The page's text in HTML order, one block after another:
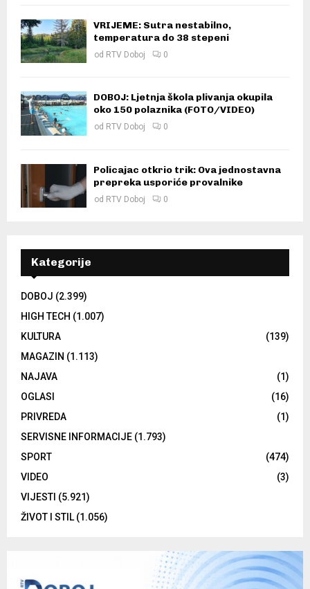
VRIJEME: Sutra nestabilno,
temperatura do 38 stepeni
od RTV Doboj 0
DOBOJ: Ljetnja škola plivanja okupila
oko 150 polaznika (FOTO/VIDEO)
od RTV Doboj 0
Policajac otkrio trik: Ova jednostavna
prepreka usporiće provalnike
od RTV Doboj 0
Kategorije
DOBOJ (2.399)
HIGH TECH (1.007)
KULTURA
(139)
MAGAZIN (1.113)
NAJAVA
(1)
OGLASI
(16)
PRIVREDA
(1)
SERVISNE INFORMACIJE (1.793)
SPORT
(474)
VIDEO
(3)
VIJESTI (5.921)
ŽIVOT I STIL (1.056)